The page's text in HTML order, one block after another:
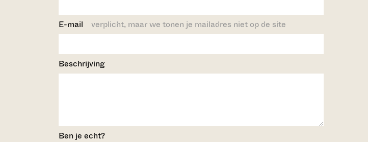
E-mail verplicht, maar we tonen je mailadres niet op de site
Beschrijving
Ben je echt?